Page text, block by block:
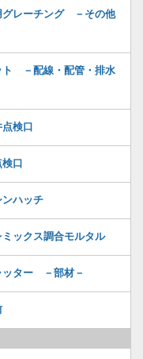
グレーチング －その他
ト －配線・配管・排水
点検口
口
ンハッチ
ミックス調合モルタル
ッター －部材－